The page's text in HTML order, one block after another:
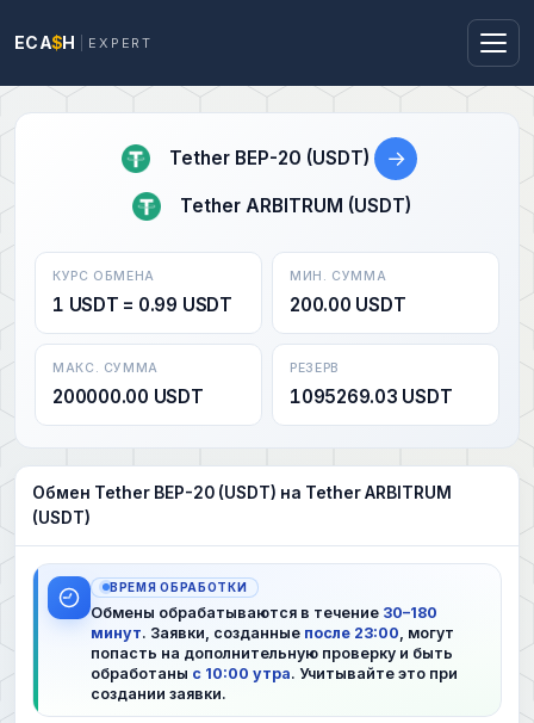
ECA$H EXPERT
Tether BEP-20 (USDT) →
Tether ARBITRUM (USDT)
КУРС ОБМЕНА
1 USDT = 0.99 USDT
МИН. СУММА
200.00 USDT
МАКС. СУММА
200000.00 USDT
РЕЗЕРВ
1095269.03 USDT
Обмен Tether BEP-20 (USDT) на Tether ARBITRUM
(USDT)
ВРЕМЯ ОБРАБОТКИ
Обмены обрабатываются в течение 30–180
минут. Заявки, созданные после 23:00 , могут
попасть на дополнительную проверку и быть
обработаны с 10:00 утра. Учитывайте это при
создании заявки.